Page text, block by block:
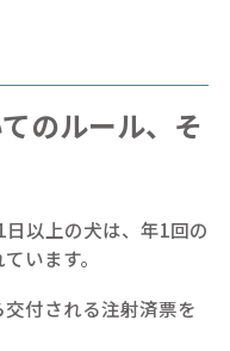
のルール、そ
以上の犬は、年1回の
います。
付される注射済票を